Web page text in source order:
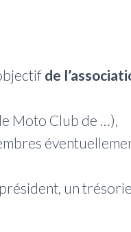
de
Moto Club de …),
un